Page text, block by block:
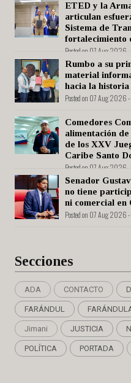
ETED y la
articulan
Sistema de
fortalecimiento
Posted on 07 Aug 2026 -
Rumbo a su
material
hacia la historia
Posted on 07 Aug 2026 -
Comedores
alimentación
de los XXV
Caribe Santo
Posted on 07 Aug 2026 -
Senador
no tiene
ni comercial en
Posted on 07 Aug 2026 -
Secciones
ADA CONTACTO
FARÁNDUL
Jimani JUSTICIA
POLÍTICA PORTADA